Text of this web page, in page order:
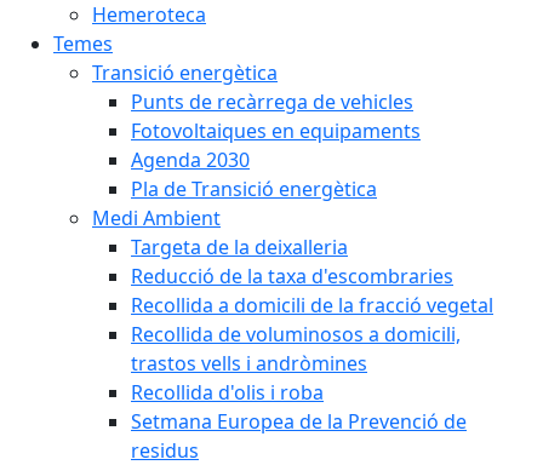
Hemeroteca
Temes
Transició energètica
Punts de recàrrega de vehicles
Fotovoltaiques en equipaments
Agenda 2030
Pla de Transició energètica
Medi Ambient
Targeta de la deixalleria
Reducció de la taxa d'escombraries
Recollida a domicili de la fracció vegetal
Recollida de voluminosos a domicili,
trastos vells i andròmines
Recollida d'olis i roba
Setmana Europea de la Prevenció de
residus